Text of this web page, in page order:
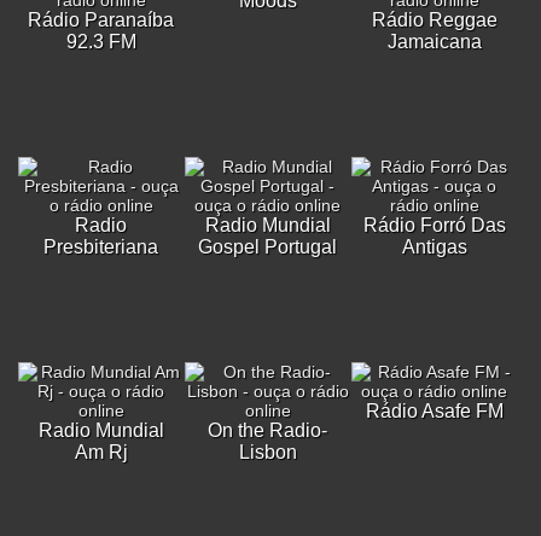
Rádio Paranaíba
92.3 FM
Rádio Reggae
Jamaicana
Radio
Presbiteriana
Radio Mundial
Gospel Portugal
Rádio Forró Das
Antigas
Radio Mundial
Am Rj
On the Radio-
Lisbon
Rádio Asafe FM